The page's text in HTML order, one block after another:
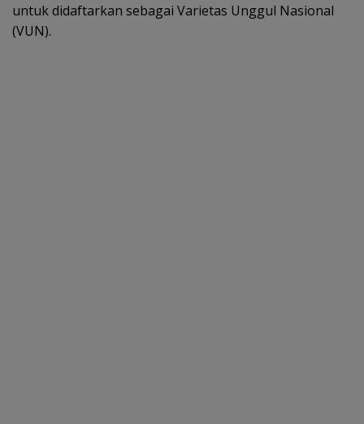
untuk didaftarkan sebagai Varietas Unggul Nasional
(VUN).